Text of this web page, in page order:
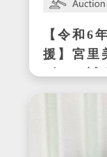
【令和6
援】宮
ズンの
入りウェア